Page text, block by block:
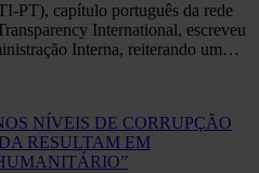
PT), capítulo português da rede
International, escreveu
Interna, reiterando um…
NÍVEIS DE CORRUPÇÃO
RESULTAM EM